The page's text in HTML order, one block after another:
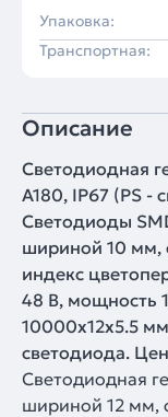
Упаковка:
Транспортная:
Описание
Светодиодная
A180, IP67 (PS -
Светодиоды
шириной 10 мм,
индекс
48 В, мощность
10000x12x5.5
светодиода.
Светодиодная
шириной 12 мм,